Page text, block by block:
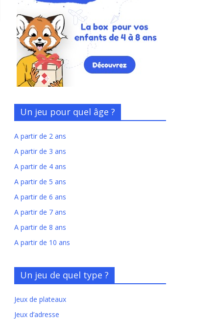
Un jeu pour quel âge ?
A partir de 2 ans
A partir de 3 ans
A partir de 4 ans
A partir de 5 ans
A partir de 6 ans
A partir de 7 ans
A partir de 8 ans
A partir de 10 ans
Un jeu de quel type ?
Jeux de plateaux
Jeux d’adresse